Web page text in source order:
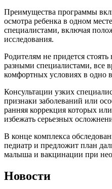
Преимущества программы
осмотра ребенка в одном
специалистами, включая
исследования.
Родителям не придется
разными специалистами, все
комфортных условиях в одно
Консультации узких
признаки заболеваний или
ранняя коррекция которых
избежать серьезных
В конце комплекса
педиатр и предложит план
малыша и вакцинации при
Новости